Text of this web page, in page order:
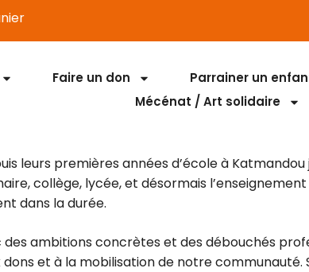
Faire un don Parrainer un
Mécénat / Art solidaire
leurs premières années d’école à Katmandou
collège, lycée, et désormais
dans la durée.
ambitions concrètes et des débouchés
et à la mobilisation de notre communauté.